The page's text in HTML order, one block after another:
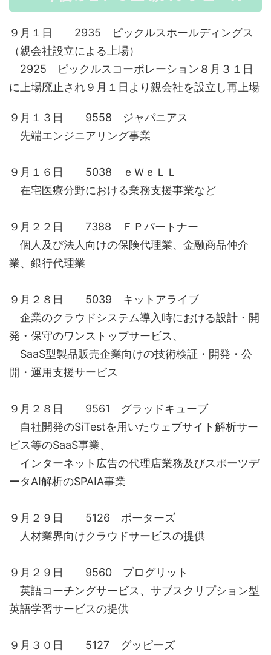
９月１日 2935 ピックルスホールディングス
（親会社設立による上場）
2925 ピックルスコーポレーション８月３１日
に上場廃止され９月１日より親会社を設立し再上場
９月１３日 9558 ジャパニアス
先端エンジニアリング事業
９月１６日 5038 ｅＷｅＬＬ
在宅医療分野における業務支援事業など
９月２２日 7388 ＦＰパートナー
個人及び法人向けの保険代理業、金融商品仲介
業、銀行代理業
９月２８日 5039 キットアライブ
企業のクラウドシステム導入時における設計・開
発・保守のワンストップサービス、
SaaS型製品販売企業向けの技術検証・開発・公
開・運用支援サービス
９月２８日 9561 グラッドキューブ
自社開発のSiTestを用いたウェブサイト解析サー
ビス等のSaaS事業、
インターネット広告の代理店業務及びスポーツデ
ータAI解析のSPAIA事業
９月２９日 5126 ポーターズ
人材業界向けクラウドサービスの提供
９月２９日 9560 プログリット
英語コーチングサービス、サブスクリプション型
英語学習サービスの提供
９月３０日 5127 グッピーズ